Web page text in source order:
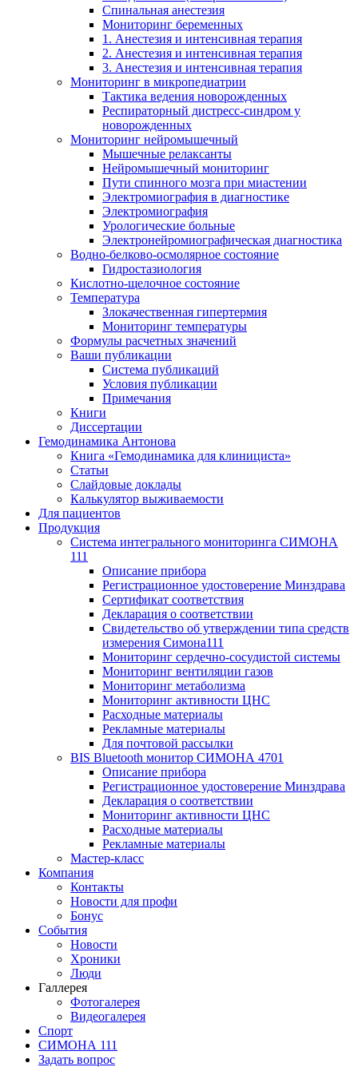
Спинальная анестезия
Мониторинг беременных
1. Анестезия и интенсивная терапия
2. Анестезия и интенсивная терапия
3. Анестезия и интенсивная терапия
Мониторинг в микропедиатрии
Тактика ведения новорожденных
Респираторный дистресс-синдром у
новорожденных
Мониторинг нейромышечный
Мышечные релаксанты
Нейромышечный мониторинг
Пути спинного мозга при миастении
Электромиография в диагностике
Электромиография
Урологические больные
Электронейромиографическая диагностика
Водно-белково-осмолярное состояние
Гидростазиология
Кислотно-щелочное состояние
Температура
Злокачественная гипертермия
Мониторинг температуры
Формулы расчетных значений
Ваши публикации
Система публикаций
Условия публикации
Примечания
Книги
Диссертации
Гемодинамика Антонова
Книга «Гемодинамика для клинициста»
Статьи
Слайдовые доклады
Калькулятор выживаемости
Для пациентов
Продукция
Система интегрального мониторинга СИМОНА
111
Описание прибора
Регистрационное удостоверение Минздрава
Сертификат соответствия
Декларация о соответствии
Свидетельство об утверждении типа средств
измерения Симона111
Мониторинг сердечно-сосудистой системы
Мониторинг вентиляции газов
Мониторинг метаболизма
Мониторинг активности ЦНС
Расходные материалы
Рекламные материалы
Для почтовой рассылки
BIS Bluetooth монитор СИМОНА 4701
Описание прибора
Регистрационное удостоверение Минздрава
Декларация о соответствии
Мониторинг активности ЦНС
Расходные материалы
Рекламные материалы
Мастер-класс
Компания
Контакты
Новости для профи
Бонус
События
Новости
Хроники
Люди
Галлерея
Фотогалерея
Видеогалерея
Спорт
СИМОНА 111
Задать вопрос